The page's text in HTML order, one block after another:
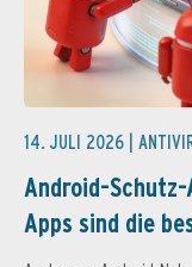
14. JULI 2026 |
Android-
Apps sind die